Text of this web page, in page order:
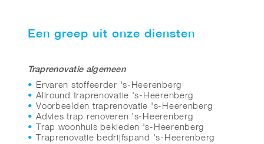
Een greep uit onze diensten
Traprenovatie algemeen
Ervaren stoffeerder 's-Heerenberg
Allround traprenovatie 's-Heerenberg
Voorbeelden traprenovatie 's-Heerenberg
Advies trap renoveren 's-Heerenberg
Trap woonhuis bekleden 's-Heerenberg
Traprenovatie bedrijfspand 's-Heerenberg